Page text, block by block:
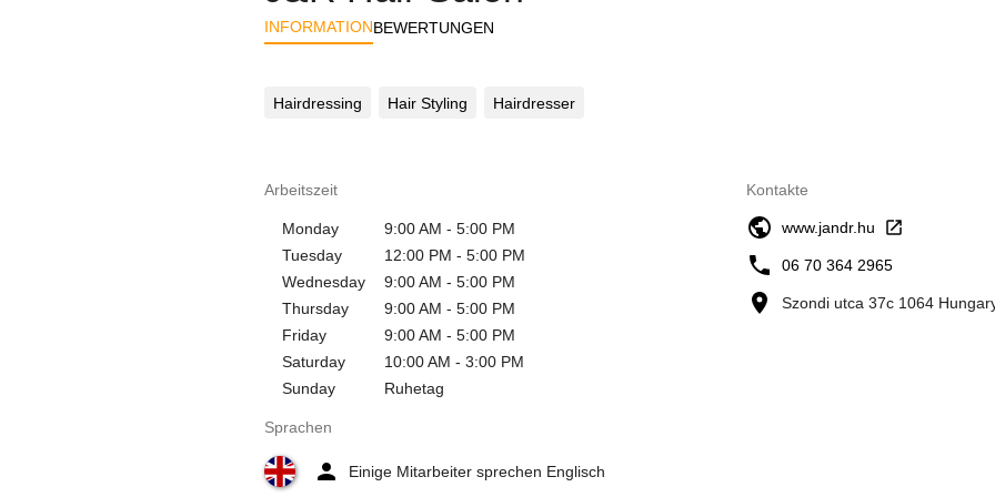
INFORMATIONBEWERTUNGEN
Hairdressing Hair Styling Hairdresser
Arbeitszeit
Monday
9:00 AM - 5:00 PM
Tuesday
12:00 PM - 5:00 PM
Wednesday
9:00 AM - 5:00 PM
Thursday
9:00 AM - 5:00 PM
Friday
9:00 AM - 5:00 PM
Saturday
10:00 AM - 3:00 PM
Sunday
Ruhetag
Sprachen
Einige Mitarbeiter sprechen Englisch
Kontakte
www.jandr.hu
06 70 364 2965
Szondi utca 37c 1064